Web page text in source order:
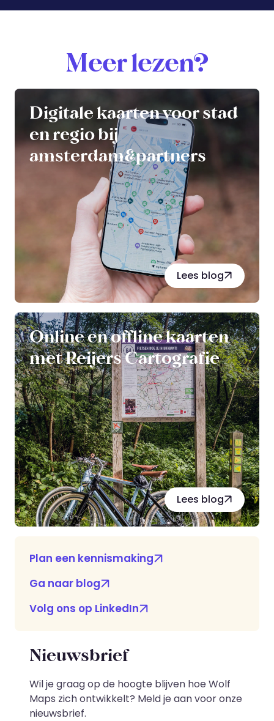
Meer lezen?
Digitale kaarten voor stad
en regio bij
amsterdam&partners
Lees blog
Online en offline kaarten
met Reijers Cartografie
Lees blog
Plan een kennismaking
Ga naar blog
Volg ons op LinkedIn
Nieuwsbrief
Wil je graag op de hoogte blijven hoe Wolf
Maps zich ontwikkelt? Meld je aan voor onze
nieuwsbrief.